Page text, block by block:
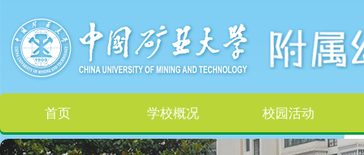
首页 学校概况 校园活动